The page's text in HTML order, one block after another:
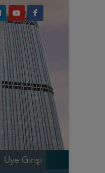
Üye Girişi